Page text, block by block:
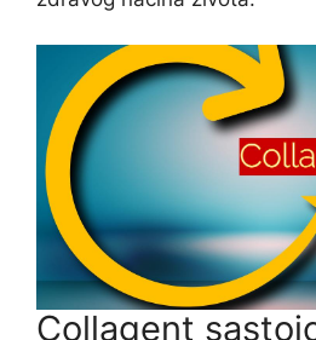
Collagent